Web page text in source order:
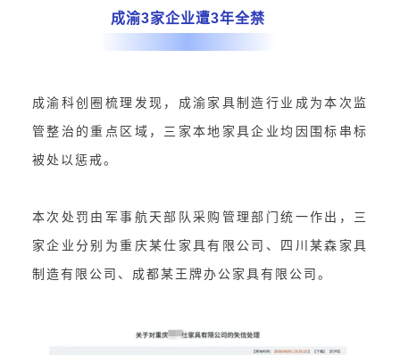
成渝3家企业遭3年全禁
成渝科创圈梳理发现，成渝家具制造行业成为本次监
管整治的重点区域，三家本地家具企业均因围标串标
被处以惩戒。
本次处罚由军事航天部队采购管理部门统一作出，三
家企业分别为重庆某仕家具有限公司、四川某森家具
制造有限公司、成都某王牌办公家具有限公司。